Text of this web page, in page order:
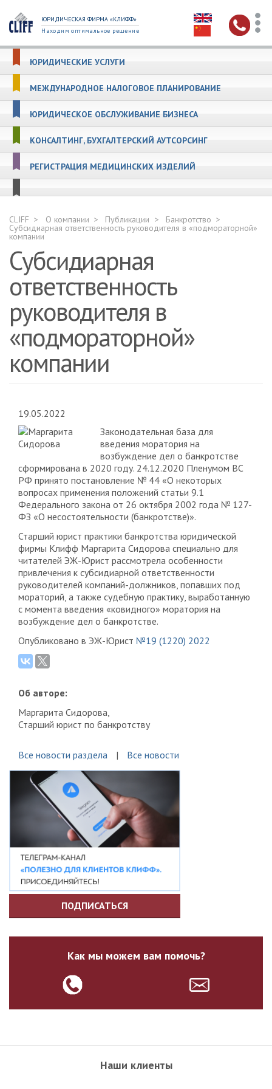
ЮРИДИЧЕСКАЯ ФИРМА «КЛИФФ»
Находим оптимальное решение
ЮРИДИЧЕСКИЕ УСЛУГИ
МЕЖДУНАРОДНОЕ НАЛОГОВОЕ ПЛАНИРОВАНИЕ
ЮРИДИЧЕСКОЕ ОБСЛУЖИВАНИЕ БИЗНЕСА
КОНСАЛТИНГ, БУХГАЛТЕРСКИЙ АУТСОРСИНГ
РЕГИСТРАЦИЯ МЕДИЦИНСКИХ ИЗДЕЛИЙ
CLIFF О компании Публикации Банкротство
Субсидиарная ответственность руководителя в «подмораторной»
компании
Субсидиарная
ответственность
руководителя в
«подмораторной»
компании
19.05.2022
Законодательная база для
введения моратория на
возбуждение дел о банкротстве
сформирована в 2020 году. 24.12.2020 Пленумом ВС
РФ принято постановление № 44 «О некоторых
вопросах применения положений статьи 9.1
Федерального закона от 26 октября 2002 года № 127-
ФЗ «О несостоятельности (банкротстве)».
Старший юрист практики банкротства юридической
фирмы Клифф Маргарита Сидорова специально для
читателей ЭЖ-Юрист рассмотрела особенности
привлечения к субсидиарной ответственности
руководителей компаний-должников, попавших под
мораторий, а также судебную практику, выработанную
с момента введения «ковидного» моратория на
возбуждение дел о банкротстве.
Опубликовано в ЭЖ-Юрист №19 (1220) 2022
Об авторе:
Маргарита Сидорова,
Старший юрист по банкротству
Все новости раздела Все новости
ПОДПИСАТЬСЯ
Как мы можем вам помочь?
Наши клиенты